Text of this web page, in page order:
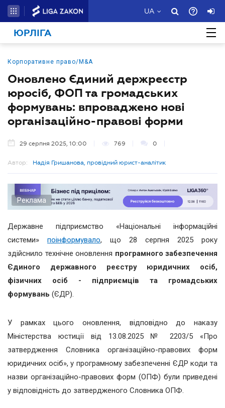
UA
ЮРЛІГА
Корпоративне право/M&A
Оновлено Єдиний держреєстр
юросіб, ФОП та громадських
формувань: впроваджено нові
організаційно-правові форми
29 серпня 2025, 10:00 769 0
Автор: Надія Гришанова, провідний юрист-аналітик
Реклама
Державне підприємство «Національні інформаційні
системи» поінформувало, що 28 серпня 2025 року
здійснило технічне оновлення програмного забезпечення
Єдиного державного реєстру юридичних осіб,
фізичних осіб - підприємців та громадських
формувань (ЄДР).
У рамках цього оновлення, відповідно до наказу
Міністерства юстиції від 13.08.2025 № 2203/5 «Про
затвердження Словника організаційно-правових форм
юридичних осіб», у програмному забезпеченні ЄДР коди та
назви організаційно-правових форм (ОПФ) були приведені
у відповідність до затвердженого Словника ОПФ.